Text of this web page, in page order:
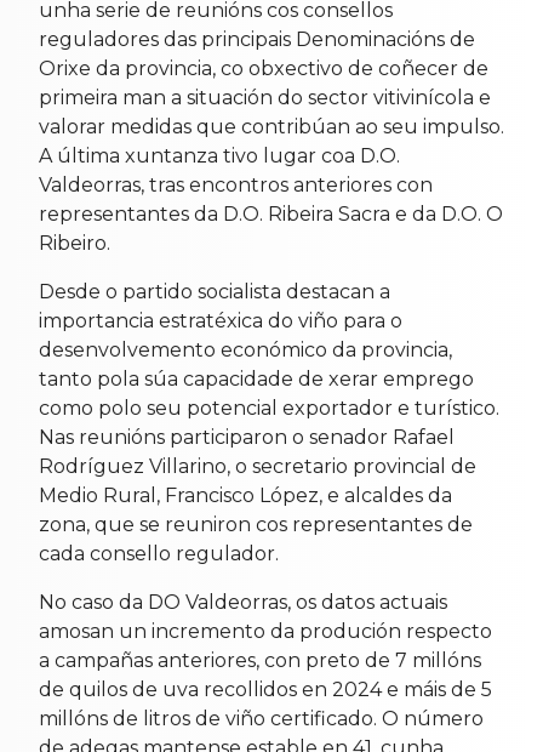
unha serie de reunións cos consellos
reguladores das principais Denominacións de
Orixe da provincia, co obxectivo de coñecer de
primeira man a situación do sector vitivinícola e
valorar medidas que contribúan ao seu impulso.
A última xuntanza tivo lugar coa D.O.
Valdeorras, tras encontros anteriores con
representantes da D.O. Ribeira Sacra e da D.O. O
Ribeiro.
Desde o partido socialista destacan a
importancia estratéxica do viño para o
desenvolvemento económico da provincia,
tanto pola súa capacidade de xerar emprego
como polo seu potencial exportador e turístico.
Nas reunións participaron o senador Rafael
Rodríguez Villarino, o secretario provincial de
Medio Rural, Francisco López, e alcaldes da
zona, que se reuniron cos representantes de
cada consello regulador.
No caso da DO Valdeorras, os datos actuais
amosan un incremento da produción respecto
a campañas anteriores, con preto de 7 millóns
de quilos de uva recollidos en 2024 e máis de 5
millóns de litros de viño certificado. O número